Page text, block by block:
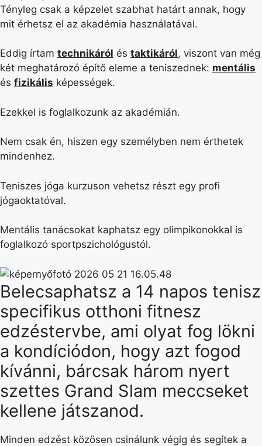
Tényleg csak a képzelet szabhat határt annak, hogy
mit érhetsz el az akadémia használatával.
Eddig írtam technikáról és taktikáról, viszont van még
két meghatározó építő eleme a teniszednek: mentális
és fizikális képességek.
Ezekkel is foglalkozunk az akadémián.
Nem csak én, hiszen egy személyben nem érthetek
mindenhez.
Teniszes jóga kurzuson vehetsz részt egy profi
jógaoktatóval.
Mentális tanácsokat kaphatsz egy olimpikonokkal is
foglalkozó sportpszichológustól.
Belecsaphatsz a 14 napos tenisz
specifikus otthoni fitnesz
edzéstervbe, ami olyat fog lökni
a kondíciódon, hogy azt fogod
kívánni, bárcsak három nyert
szettes Grand Slam meccseket
kellene játszanod.
Minden edzést közösen csinálunk végig és segítek a